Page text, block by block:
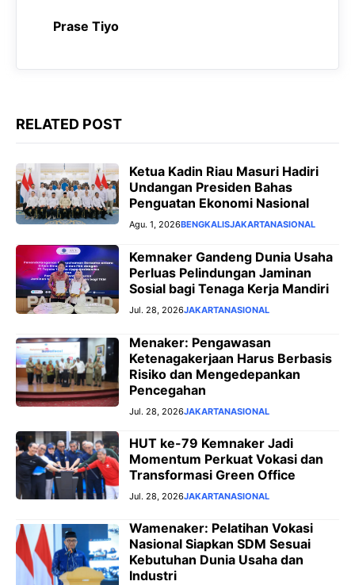
p
a g
r
Prase Tiyo
RELATED POST
Ketua Kadin Riau Masuri Hadiri
Undangan Presiden Bahas
Penguatan Ekonomi Nasional
Agu. 1, 2026BENGKALISJAKARTANASIONAL
Kemnaker Gandeng Dunia Usaha
Perluas Pelindungan Jaminan
Sosial bagi Tenaga Kerja Mandiri
Jul. 28, 2026JAKARTANASIONAL
Menaker: Pengawasan
Ketenagakerjaan Harus Berbasis
Risiko dan Mengedepankan
Pencegahan
Jul. 28, 2026JAKARTANASIONAL
HUT ke-79 Kemnaker Jadi
Momentum Perkuat Vokasi dan
Transformasi Green Office
Jul. 28, 2026JAKARTANASIONAL
Wamenaker: Pelatihan Vokasi
Nasional Siapkan SDM Sesuai
Kebutuhan Dunia Usaha dan
Industri